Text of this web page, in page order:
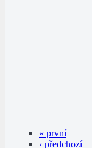
« první
‹ předchozí